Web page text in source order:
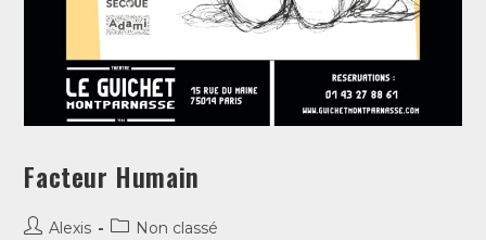
Facteur Humain
Alexis Non classé